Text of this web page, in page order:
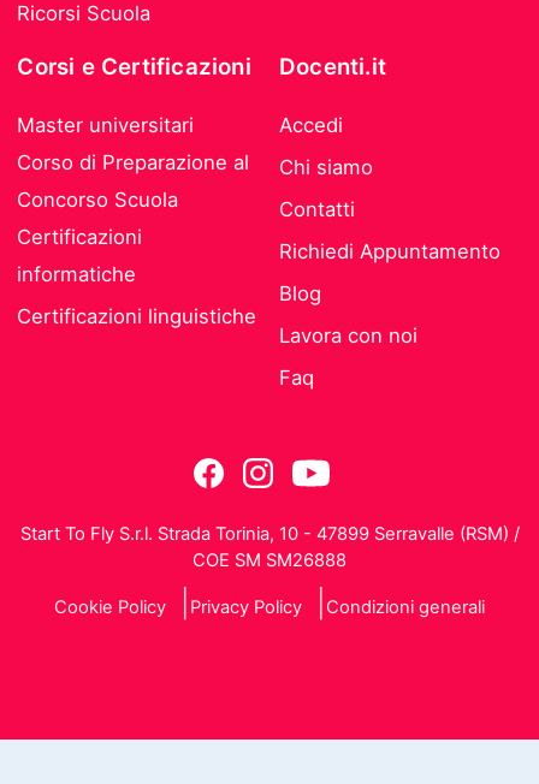
Ricorsi Scuola
Corsi e Certificazioni
Master universitari
Corso di Preparazione al
Concorso Scuola
Certificazioni
informatiche
Certificazioni linguistiche
Docenti.it
Accedi
Chi siamo
Contatti
Richiedi Appuntamento
Blog
Lavora con noi
Faq
Start To Fly S.r.l. Strada Torinia, 10 - 47899 Serravalle (RSM) /
COE SM SM26888
Cookie Policy Privacy Policy Condizioni generali